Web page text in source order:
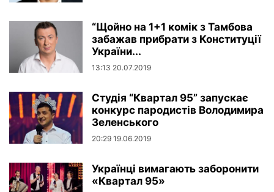
“Щойно на 1+1 комік з Тамбова
забажав прибрати з Конституції
України...
13:13 20.07.2019
Студія “Квартал 95” запускає
конкурс пародистів Володимира
Зеленського
20:29 19.06.2019
Українці вимагають заборонити
«Квартал 95»